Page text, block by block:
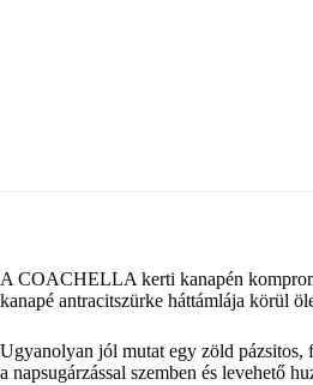
A COACHELLA kerti kanapén
kanapé antracitszürke háttámlája körül
Ugyanolyan jól mutat egy zöld pázsitos,
a napsugárzással szemben és levehető